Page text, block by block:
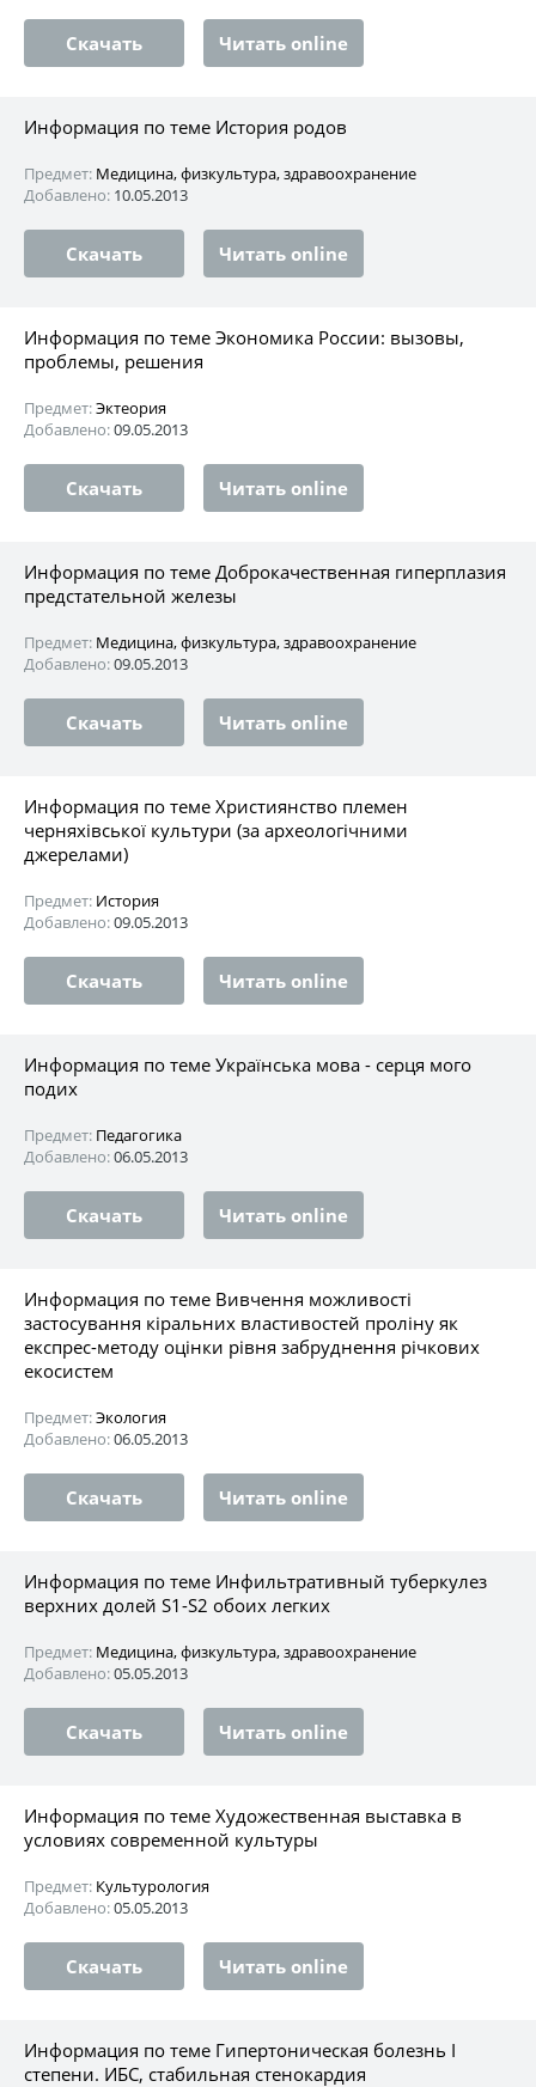
Скачать Читать online
Информация по теме История родов
Предмет: Медицина, физкультура, здравоохранение
Добавлено: 10.05.2013
Скачать Читать online
Информация по теме Экономика России: вызовы,
проблемы, решения
Предмет:Эктеория
Добавлено:09.05.2013
Скачать Читать online
Информация по теме Доброкачественная гиперплазия
предстательной железы
Предмет: Медицина, физкультура, здравоохранение
Добавлено:09.05.2013
Скачать Читать online
Информация по теме Християнство племен
черняхівської культури (за археологічними
джерелами)
Предмет: История
Добавлено:09.05.2013
Скачать Читать online
Информация по теме Українська мова - серця мого
подих
Предмет: Педагогика
Добавлено:06.05.2013
Скачать Читать online
Информация по теме Вивчення можливості
застосування кіральних властивостей проліну як
експрес-методу оцінки рівня забруднення річкових
екосистем
Предмет:Экология
Добавлено:06.05.2013
Скачать Читать online
Информация по теме Инфильтративный туберкулез
верхних долей S1-S2 обоих легких
Предмет: Медицина, физкультура, здравоохранение
Добавлено:05.05.2013
Скачать Читать online
Информация по теме Художественная выставка в
условиях современной культуры
Предмет: Культурология
Добавлено:05.05.2013
Скачать Читать online
Информация по теме Гипертоническая болезнь I
степени. ИБС, стабильная стенокардия